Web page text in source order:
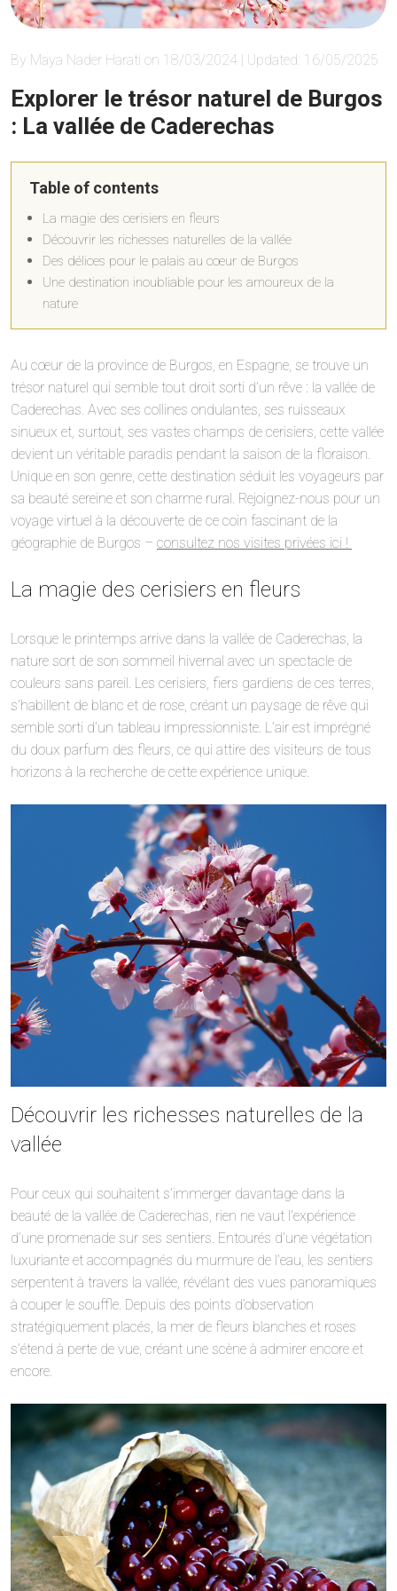
By Maya Nader Harati on 18/03/2024 | Updated: 16/05/2025
Explorer le trésor naturel de Burgos
: La vallée de Caderechas
Table of contents
La magie des cerisiers en fleurs
Découvrir les richesses naturelles de la vallée
Des délices pour le palais au cœur de Burgos
Une destination inoubliable pour les amoureux de la
nature
Au cœur de la province de Burgos, en Espagne, se trouve un
trésor naturel qui semble tout droit sorti d’un rêve : la vallée de
Caderechas. Avec ses collines ondulantes, ses ruisseaux
sinueux et, surtout, ses vastes champs de cerisiers, cette vallée
devient un véritable paradis pendant la saison de la floraison.
Unique en son genre, cette destination séduit les voyageurs par
sa beauté sereine et son charme rural. Rejoignez-nous pour un
voyage virtuel à la découverte de ce coin fascinant de la
géographie de Burgos – consultez nos visites privées ici !
La magie des cerisiers en fleurs
Lorsque le printemps arrive dans la vallée de Caderechas, la
nature sort de son sommeil hivernal avec un spectacle de
couleurs sans pareil. Les cerisiers, fiers gardiens de ces terres,
s’habillent de blanc et de rose, créant un paysage de rêve qui
semble sorti d’un tableau impressionniste. L’air est imprégné
du doux parfum des fleurs, ce qui attire des visiteurs de tous
horizons à la recherche de cette expérience unique.
Découvrir les richesses naturelles de la
vallée
Pour ceux qui souhaitent s’immerger davantage dans la
beauté de la vallée de Caderechas, rien ne vaut l’expérience
d’une promenade sur ses sentiers. Entourés d’une végétation
luxuriante et accompagnés du murmure de l’eau, les sentiers
serpentent à travers la vallée, révélant des vues panoramiques
à couper le souffle. Depuis des points d’observation
stratégiquement placés, la mer de fleurs blanches et roses
s’étend à perte de vue, créant une scène à admirer encore et
encore.